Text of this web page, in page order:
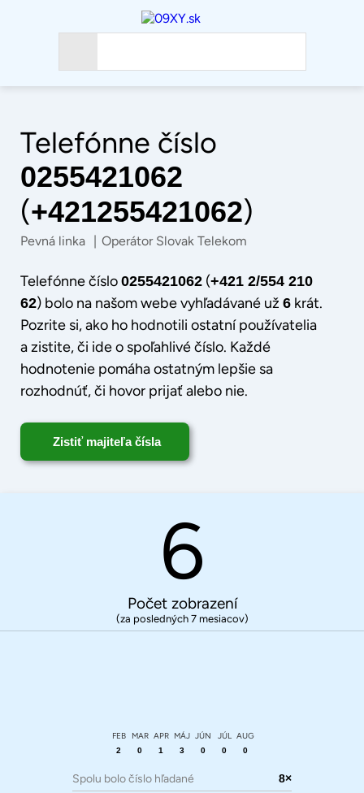
Telefónne číslo
0255421062
(+421255421062)
Pevná linka | Operátor Slovak Telekom
Telefónne číslo 0255421062(+421 2/554 210
62) bolo na našom webe vyhľadávané už 6krát.
Pozrite si, ako ho hodnotili ostatní používatelia
a zistite, či ide o spoľahlivé číslo. Každé
hodnotenie pomáha ostatným lepšie sa
rozhodnúť, či hovor prijať alebo nie.
Zistiť majiteľa čísla
6
Počet zobrazení
(za posledných 7 mesiacov)
FEB
2
MAR
0
APR
1
MÁJ
3
JÚN
0
JÚL
0
AUG
0
Spolu bolo číslo hľadané 8×